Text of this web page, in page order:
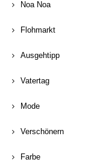
Noa Noa
Flohmarkt
Ausgehtipp
Vatertag
Mode
Verschönern
Farbe